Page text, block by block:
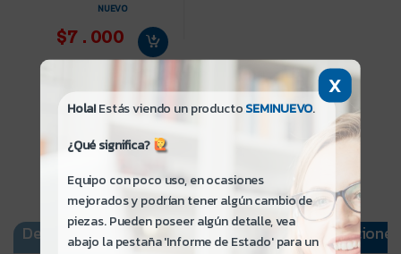
NUEVO
$7.000
Descripción Informe de Estado Especificaciones
X
Hola!Estás viendo un productoSEMINUEVO.
¿Qué significa?
Equipo con poco uso, en ocasiones
mejorados y podrían tener algún cambio de
piezas. Pueden poseer algún detalle, vea
abajo la pestaña 'Informe de Estado' para un